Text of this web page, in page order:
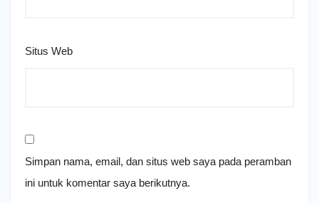
Situs Web
Simpan nama, email, dan situs web saya pada peramban
ini untuk komentar saya berikutnya.